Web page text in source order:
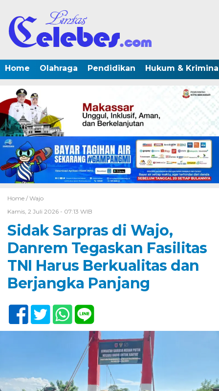
Home Olahraga Pendidikan Hukum &
Home / Wajo
Kamis, 2 Juli 2026 - 07:13 WIB
Sidak Sarpras di Wajo,
Danrem Tegaskan Fasilitas
TNI Harus Berkualitas dan
Berjangka Panjang